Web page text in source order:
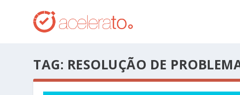
TAG: RESOLUÇÃO DE